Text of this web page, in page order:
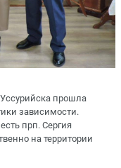
прошла
зависимости.
прп. Сергия
на территории